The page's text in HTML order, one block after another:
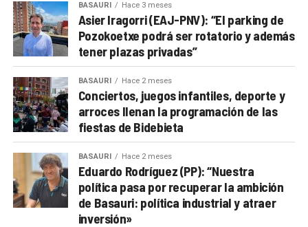
BASAURI Hace 3 meses
Asier Iragorri (EAJ-PNV): “El parking de
Pozokoetxe podrá ser rotatorio y además
tener plazas privadas”
BASAURI Hace 2 meses
Conciertos, juegos infantiles, deporte y
arroces llenan la programación de las
fiestas de Bidebieta
BASAURI Hace 2 meses
Eduardo Rodríguez (PP): “Nuestra
política pasa por recuperar la ambición
de Basauri: política industrial y atraer
inversión»